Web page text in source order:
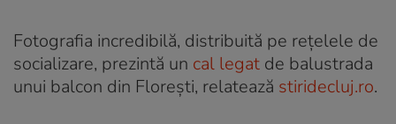
Fotografia incredibilă, distribuită pe rețelele de
socializare, prezintă un cal legat de balustrada
unui balcon din Florești, relatează stiridecluj.ro.